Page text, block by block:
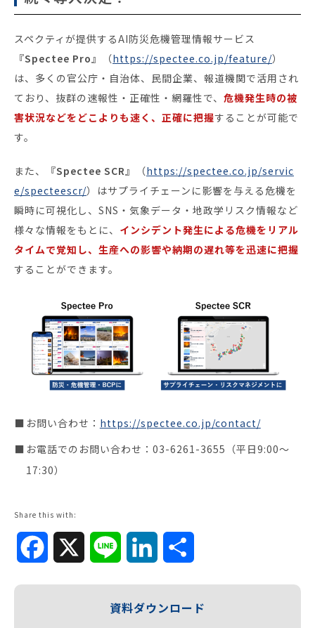
スペクティが提供するAI防災危機管理情報サービス
『Spectee Pro』
（https://spectee.co.jp/feature/）
は、多くの官公庁・自治体、民間企業、報道機関で活用され
ており、抜群の速報性・正確性・網羅性で、 危機発生時の被
害状況などをどこよりも速く、正確に把握することが可能で
す。
また、 『Spectee SCR』 （https://spectee.co.jp/servic
e/specteescr/）はサプライチェーンに影響を与える危機を
瞬時に可視化し、SNS・気象データ・地政学リスク情報など
様々な情報をもとに、 インシデント発生による危機をリアル
タイムで覚知し、生産への影響や納期の遅れ等を迅速に把握
することができます。
お問い合わせ： https://spectee.co.jp/contact/
お電話でのお問い合わせ：03-6261-3655（平日9:00～
17:30）
Share this with:
Facebook Line LinkedIn
資料ダウンロード